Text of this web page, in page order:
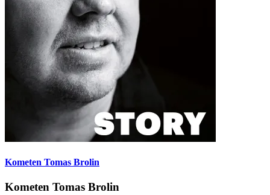
Kometen Tomas Brolin
Kometen Tomas Brolin